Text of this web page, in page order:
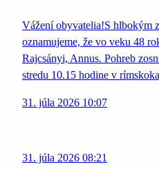
Vážení obyvatelia!S hlbokým
oznamujeme, že vo veku 48
Rajcsányi, Annus. Pohreb
stredu 10.15 hodine v
31. júla 2026 10:07
31. júla 2026 08:21